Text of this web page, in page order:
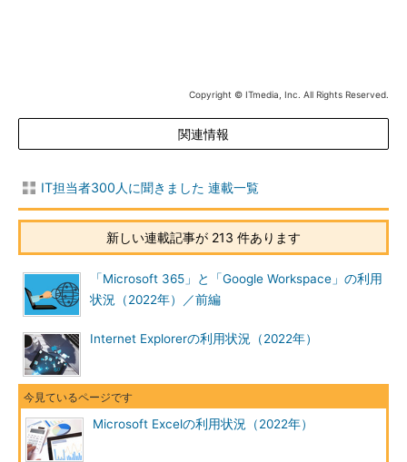
Copyright © ITmedia, Inc. All Rights Reserved.
関連情報
IT担当者300人に聞きました 連載一覧
新しい連載記事が 213 件あります
「Microsoft 365」と「Google Workspace」の利用
状況（2022年）／前編
Internet Explorerの利用状況（2022年）
Microsoft Excelの利用状況（2022年）